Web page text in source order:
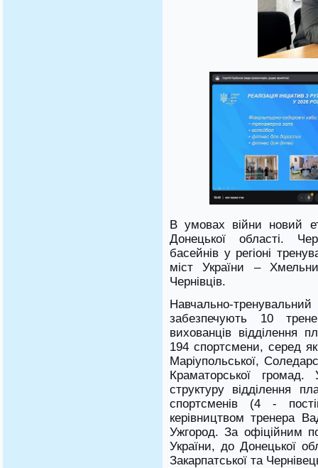
В умовах війни новий
Донецької області.
басейнів у регіоні
міст України –
Чернівців.
Навчально-
забезпечують 10
вихованців відділення
194 спортсмени, серед
Маріупольської,
Краматорської
структуру відділення
спортсменів (4 -
керівництвом тренера
Ужгород. За офіційним
України, до Донецької
Закарпатської та